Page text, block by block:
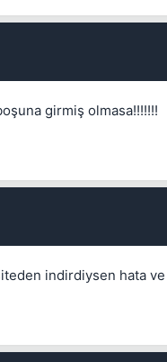
girmiş olmasa!!!!!!!
indirdiysen hata